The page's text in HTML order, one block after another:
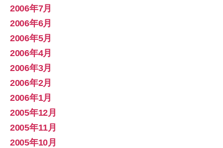
2006年7月
2006年6月
2006年5月
2006年4月
2006年3月
2006年2月
2006年1月
2005年12月
2005年11月
2005年10月